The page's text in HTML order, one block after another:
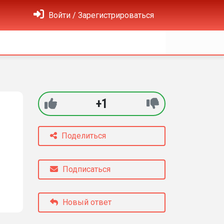
Войти / Зарегистрироваться
+1
Поделиться
Подписаться
Новый ответ